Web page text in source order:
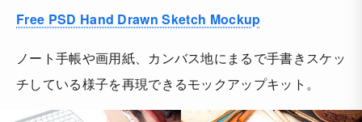
Free PSD Hand Drawn Sketch Mockup
ノート手帳や画用紙、カンバス地にまるで手書きスケッ
チしている様子を再現できるモックアップキット。